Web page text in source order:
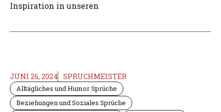
Inspiration in unseren
JUNI 26, 2024 SPRUCHMEISTER
Alltägliches und Humor Sprüche
Beziehungen und Soziales Sprüche